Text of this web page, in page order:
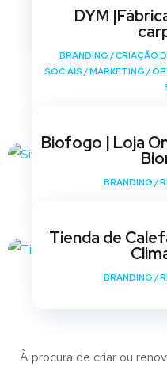
DYM
BRANDING /CRIAÇÃO
SOCIAIS /MARKETING /
Biofogo | Loja
BRANDING /
Tienda de
BRANDING /
À procura de criar ou